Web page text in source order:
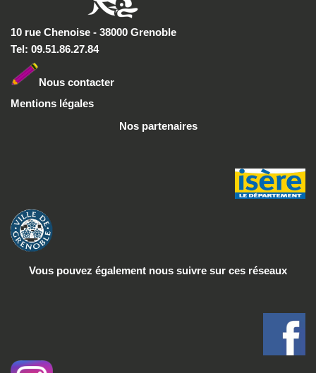
10 rue Chenoise - 38000 Grenoble
Tel: 09.51.86.27.84
Nous contacter
Mentions légales
Nos partenaires
Vous pouvez également nous suivre sur ces réseaux